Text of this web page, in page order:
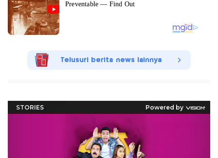
Telusuri berita news lainnya